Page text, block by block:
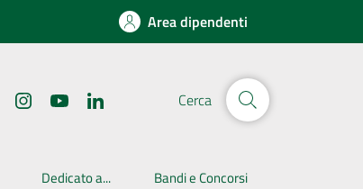
Area dipendenti
Cerca
Dedicato a... Bandi e Concorsi